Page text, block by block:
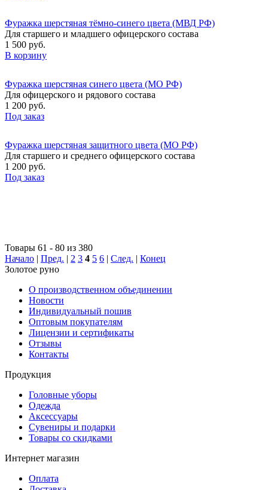
Фуражка шерстяная тёмно-синего цвета (МВД РФ)
Для старшего и младшего офицерского состава
1 500 руб.
В корзину
Фуражка шерстяная синего цвета (МО РФ)
Для офицерского и рядового состава
1 200 руб.
Под заказ
Фуражка шерстяная защитного цвета (МО РФ)
Для старшего и среднего офицерского состава
1 200 руб.
Под заказ
Товары 61 - 80 из 380
Начало | Пред. | 2 3 4 5 6 | След. | Конец
Золотое руно
О производственном объединении
Новости
Индивидуальный пошив
Оптовым покупателям
Лицензии и сертификаты
Отзывы
Контакты
Продукция
Головные уборы
Одежда
Аксессуары
Сувениры и подарки
Товары со скидками
Интернет магазин
Оплата